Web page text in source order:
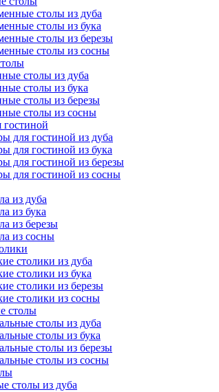
столы из дуба
столы из бука
столы из березы
столы из сосны
столы из дуба
столы из бука
столы из березы
столы из сосны
для гостиной из дуба
для гостиной из бука
для гостиной из березы
для гостиной из сосны
из дуба
из бука
из березы
из сосны
столики из дуба
столики из бука
столики из березы
столики из сосны
столы
столы из дуба
столы из бука
столы из березы
столы из сосны
столы из дуба